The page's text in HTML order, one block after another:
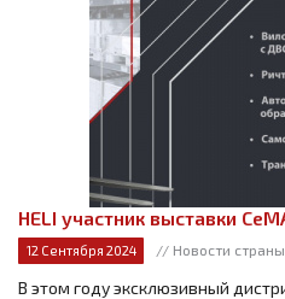
HELI участник выставки
12 Сентября 2024 // Новости страны
В этом году эксклюзивный